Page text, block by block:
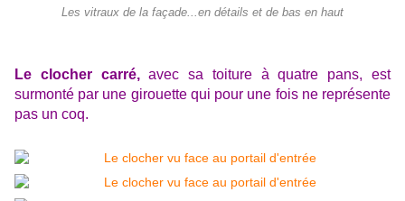
Les vitraux de la façade...en détails et de bas en haut
Le clocher carré,avec sa toiture à quatre pans, est
surmonté par une girouette qui pour une fois ne représente
pas un coq.